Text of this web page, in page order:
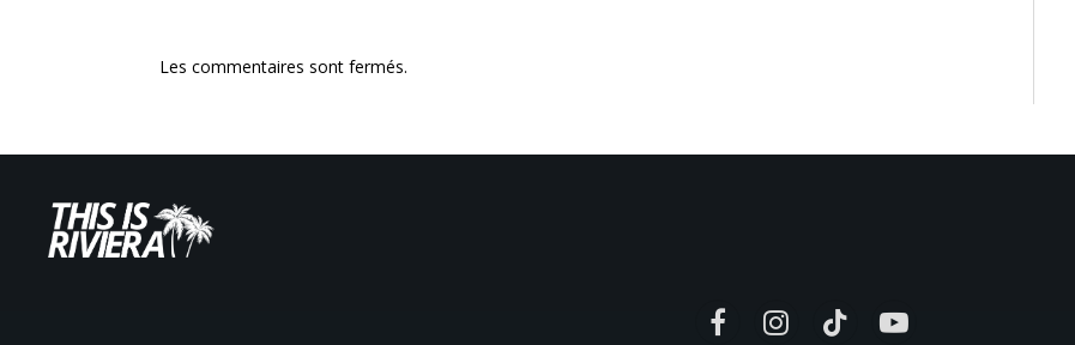
Les commentaires sont fermés.
FacebookInstagramTikTok YouTube